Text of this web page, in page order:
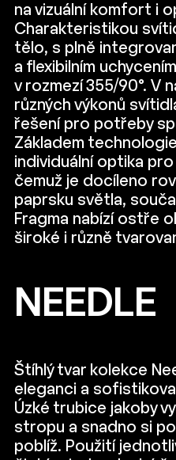
na vizuální komfort i
Charakteristikou
tělo, s plně
a flexibilním
v rozmezí 355/90°. V
různých výkonů
řešení pro potřeby
Základem
individuální optika pro
čemuž je docíleno
paprsku světla,
Fragma nabízí ostře
široké i různě
NEEDLE
Štíhlý tvar kolekce
eleganci a
Úzké trubice jakoby
stropu a snadno si
poblíž. Použití